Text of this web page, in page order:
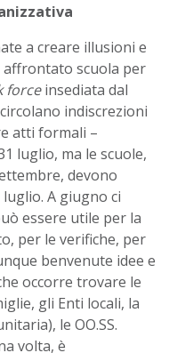
a creare illusioni e
affrontato scuola per
forceinsediata dal
indiscrezioni
atti formali –
luglio, ma le scuole,
devono
A giugno ci
essere utile per la
per le verifiche, per
benvenute idee e
occorre trovare le
gli Enti locali, la
le OO.SS.
volta, è